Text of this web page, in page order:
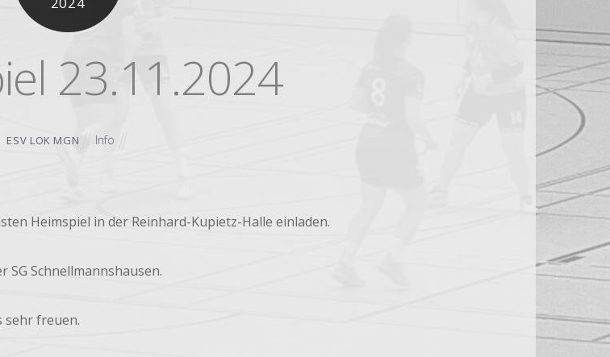
23.11.2024
ESV LOK MGN Info
Heimspiel in der Reinhard-Kupietz-Halle einladen.
Schnellmannshausen.
sehr freuen.